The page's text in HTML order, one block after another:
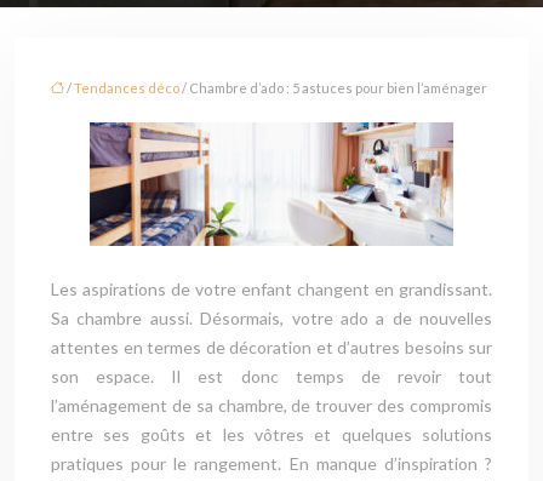
/Tendances déco/ Chambre d’ado : 5 astuces pour bien l’aménager
Les aspirations de votre enfant changent en grandissant.
Sa chambre aussi. Désormais, votre ado a de nouvelles
attentes en termes de décoration et d’autres besoins sur
son espace. Il est donc temps de revoir tout
l’aménagement de sa chambre, de trouver des compromis
entre ses goûts et les vôtres et quelques solutions
pratiques pour le rangement. En manque d’inspiration ?